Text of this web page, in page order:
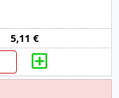
5,11 €